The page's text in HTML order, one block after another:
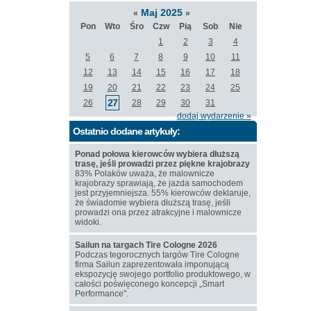
« Maj 2025 »
Pon
Wto Śro Czw Pią Sob
Nie
1
2 3
4
5
6 7 8 9 10
11
12
13 14 15 16 17
18
19
20 21 22 23 24
25
26
27 28 29 30
31
dodaj wydarzenie »
Ostatnio dodane artykuły:
Ponad połowa kierowców wybiera dłuższą
trasę, jeśli prowadzi przez piękne krajobrazy
83% Polaków uważa, że malownicze
krajobrazy sprawiają, że jazda samochodem
jest przyjemniejsza. 55% kierowców deklaruje,
że świadomie wybiera dłuższą trasę, jeśli
prowadzi ona przez atrakcyjne i malownicze
widoki.
Sailun na targach Tire Cologne 2026
Podczas tegorocznych targów Tire Cologne
firma Sailun zaprezentowała imponującą
ekspozycję swojego portfolio produktowego, w
całości poświęconego koncepcji „Smart
Performance".